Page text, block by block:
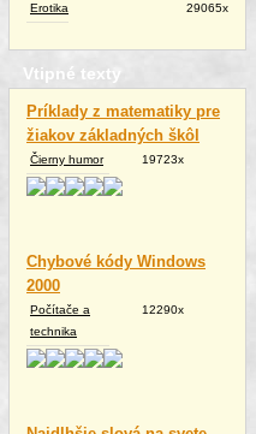
Erotika 29065x
Vtipné texty
Príklady z matematiky pre
žiakov základných škôl
Čierny humor 19723x
Chybové kódy Windows
2000
Počítače a
technika
12290x